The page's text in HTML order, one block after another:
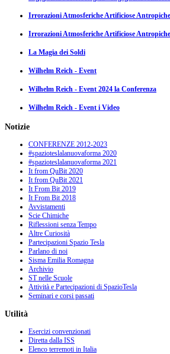
Irrorazioni Atmosferiche Artificiose Antropiche
Irrorazioni Atmosferiche Artificiose
La Magia dei Soldi
Wilhelm Reich - Event
Wilhelm Reich - Event 2024 la Conferenza
Wilhelm Reich - Event i Video
Notizie
CONFERENZE 2012-2023
#spazioteslalanuovaforma 2020
#spazioteslalanuovaforma 2021
It from QuBit 2020
It from QuBit 2021
It From Bit 2019
It From Bit 2018
Avvistamenti
Scie Chimiche
Riflessioni senza Tempo
Altre Curiosità
Partecipazioni Spazio Tesla
Parlano di noi
Sisma Emilia Romagna
Archivio
ST nelle Scuole
Attività e Partecipazioni di SpazioTesla
Seminari e corsi passati
Utilità
Esercizi convenzionati
Diretta dalla ISS
Elenco terremoti in Italia